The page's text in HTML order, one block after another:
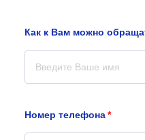
Как к Вам можно
Номер телефона